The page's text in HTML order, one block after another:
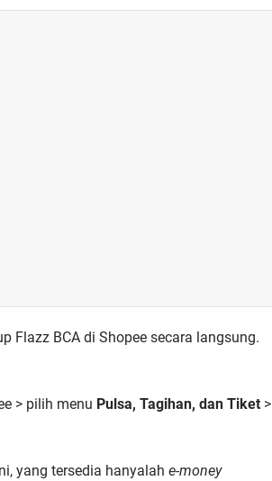
Flazz BCA di Shopee secara langsung.
> pilih menu Pulsa, Tagihan, dan Tiket >
yang tersedia hanyalah e-money